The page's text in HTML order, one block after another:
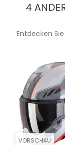
4
Entdecken
VORSCHAU